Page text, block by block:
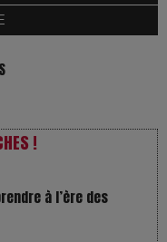
!
peut-on fermer les